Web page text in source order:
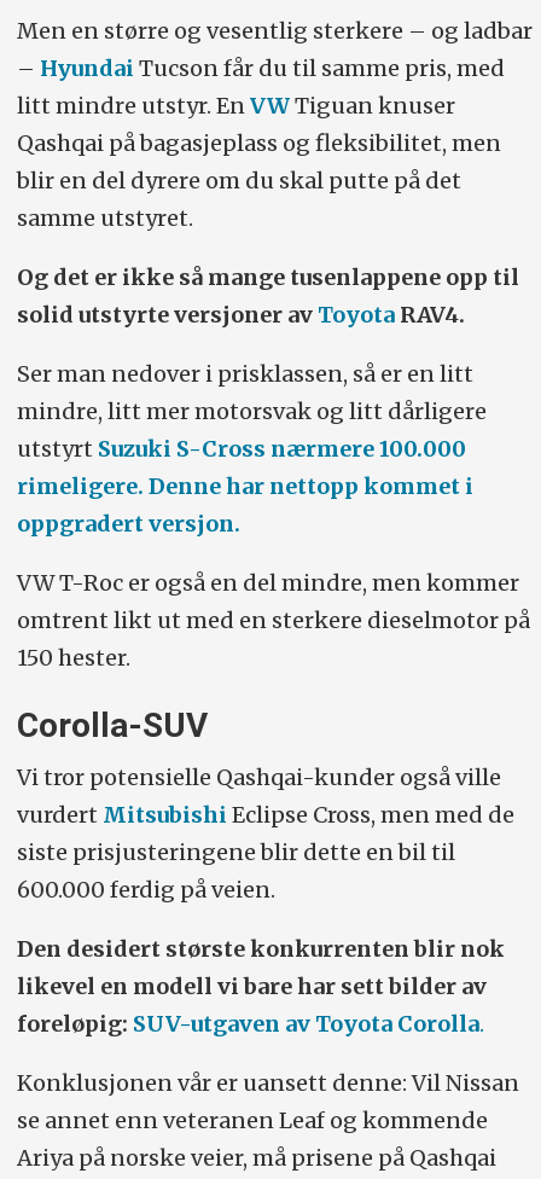
Men en større og vesentlig sterkere – og ladbar
– Hyundai Tucson får du til samme pris, med
litt mindre utstyr. EnVWTiguan knuser
Qashqai på bagasjeplass og fleksibilitet, men
blir en del dyrere om du skal putte på det
samme utstyret.
Og det er ikke så mange tusenlappene opp til
solid utstyrte versjoner av ToyotaRAV4.
Ser man nedover i prisklassen, så er en litt
mindre, litt mer motorsvak og litt dårligere
utstyrt Suzuki S-Cross nærmere 100.000
rimeligere. Denne har nettopp kommet i
oppgradert versjon.
VW T-Roc er også en del mindre, men kommer
omtrent likt ut med en sterkere dieselmotor på
150 hester.
Corolla-SUV
Vi tror potensielle Qashqai-kunder også ville
vurdert Mitsubishi Eclipse Cross, men med de
siste prisjusteringene blir dette en bil til
600.000 ferdig på veien.
Den desidert største konkurrenten blir nok
likevel en modell vi bare har sett bilder av
foreløpig: SUV-utgaven av Toyota Corolla.
Konklusjonen vår er uansett denne: Vil Nissan
se annet enn veteranen Leaf og kommende
Ariya på norske veier, må prisene på Qashqai